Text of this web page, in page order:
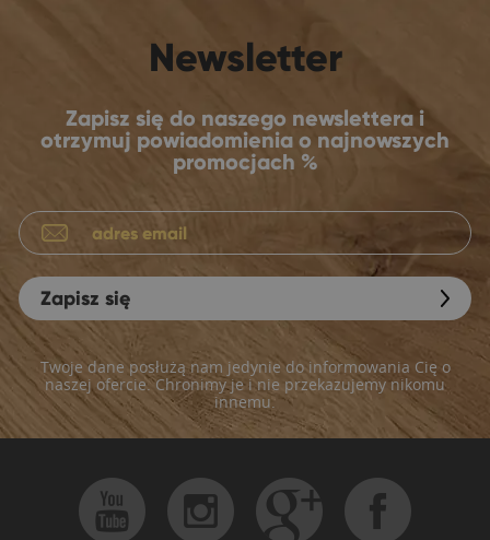
Newsletter
Zapisz się do naszego newslettera i
otrzymuj powiadomienia o najnowszych
promocjach %
Zapisz się
Twoje dane posłużą nam jedynie do informowania Cię o
naszej ofercie. Chronimy je i nie przekazujemy nikomu
innemu.